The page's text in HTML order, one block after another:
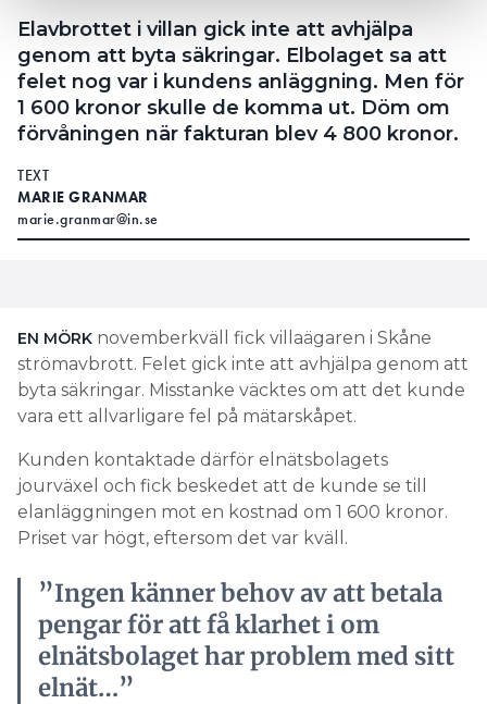
Elavbrottet i villan gick inte att avhjälpa
genom att byta säkringar. Elbolaget sa att
felet nog var i kundens anläggning. Men för
1 600 kronor skulle de komma ut. Döm om
förvåningen när fakturan blev 4 800 kronor.
TEXT
MARIE GRANMAR
marie.granmar@in.se
EN MÖRK novemberkväll fick villaägaren i Skåne
strömavbrott. Felet gick inte att avhjälpa genom att
byta säkringar. Misstanke väcktes om att det kunde
vara ett allvarligare fel på mätarskåpet.
Kunden kontaktade därför elnätsbolagets
jourväxel och fick beskedet att de kunde se till
elanläggningen mot en kostnad om 1 600 kronor.
Priset var högt, eftersom det var kväll.
”Ingen känner behov av att betala
pengar för att få klarhet i om
elnätsbolaget har problem med sitt
elnät…”